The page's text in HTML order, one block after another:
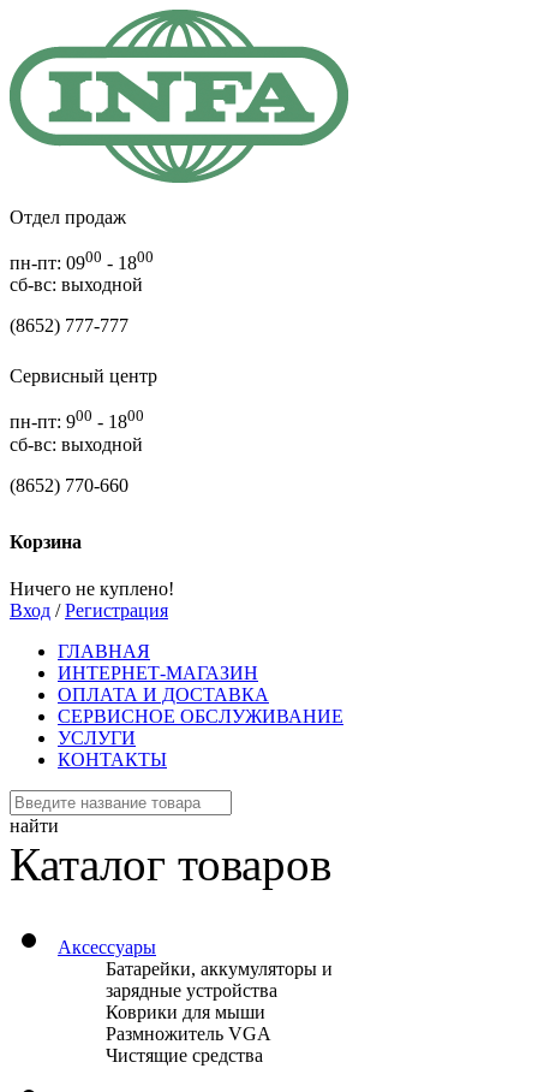
Отдел продаж
пн-пт: 0900 - 1800
cб-вс: выходной
(8652) 777-777
Сервисный центр
пн-пт: 900 - 1800
сб-вс: выходной
(8652) 770-660
Корзина
Ничего не куплено!
Вход /Регистрация
ГЛАВНАЯ
ИНТЕРНЕТ-МАГАЗИН
ОПЛАТА И ДОСТАВКА
СЕРВИСНОЕ ОБСЛУЖИВАНИЕ
УСЛУГИ
КОНТАКТЫ
найти
Каталог товаров
Аксессуары
Батарейки, аккумуляторы и
зарядные устройства
Коврики для мыши
Размножитель VGA
Чистящие средства